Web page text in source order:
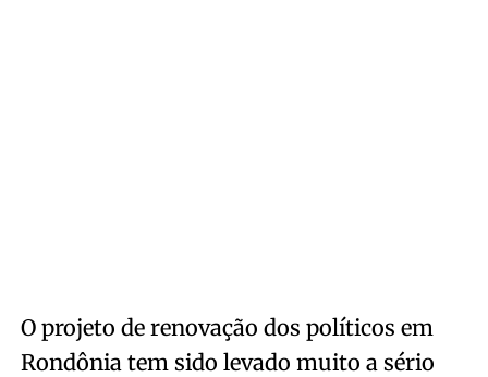
O projeto de renovação dos políticos em
Rondônia tem sido levado muito a sério